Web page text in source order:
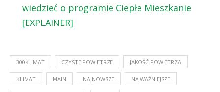
wiedzieć o programie Ciepłe Mieszkanie
[EXPLAINER]
300KLIMAT CZYSTE POWIETRZE JAKOŚĆ POWIETRZA
KLIMAT MAIN NAJNOWSZE NAJWAŻNIEJSZE